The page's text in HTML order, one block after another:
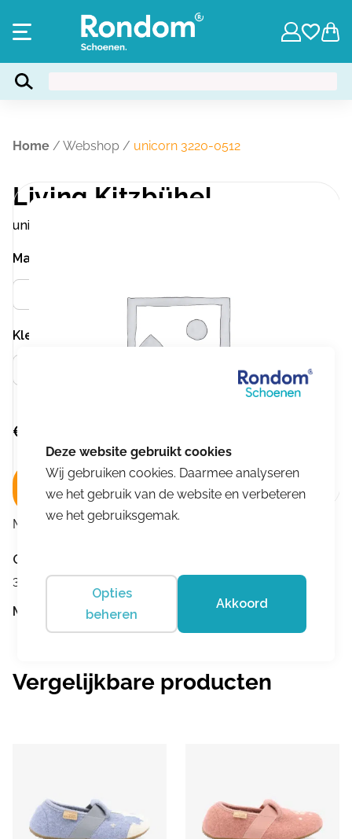
Home / Webshop / unicorn 3220-0512
Living Kitzbühel
unicorn 3220-0512
Kleur
Maat
€
In winkelwagen
Merk: Living Kitzbühel
Omschrijving
3+ medium
Merk: Living Kitzbühel
Vergelijkbare producten
Wij gebruiken cookies. Daarmee analyseren
we het gebruik van de website en verbeteren
we het gebruiksgemak.
Opties
beheren
Akkoord